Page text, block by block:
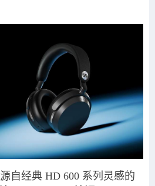
自经典 HD 600 系列灵感的